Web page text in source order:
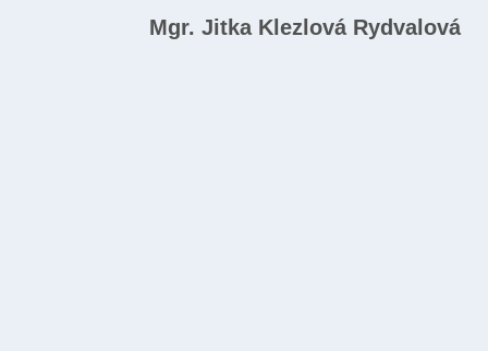
Mgr. Jitka Klezlová Rydvalová